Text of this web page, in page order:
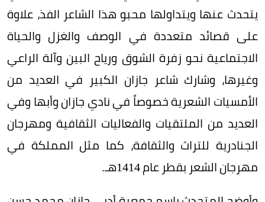
يتحدث عنها ويتداولها محبو هذا الشاعر الفذ، علاوة
على قصائد متعددة في الوصف والغزل والحياة
الاجتماعية نحو زفرة الشوق ورياح البين وآلة الراعي
وغيرها، وشارك شاعر جازان الكبير في العديد من
الأمسيات الشعرية خصوصاً في نادي جازان وأبها وفي
العديد من الملتقيات والفعاليات الثقافية ومهرجان
الجنادرية للتراث والثقافة، كما مثل المملكة في
مهرجان الشعر بقطر عام 1414هـ.